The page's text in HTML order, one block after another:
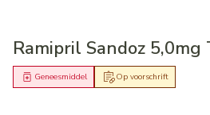
Ramipril Sandoz 5,0mg
Op voorschrift
Geneesmiddel